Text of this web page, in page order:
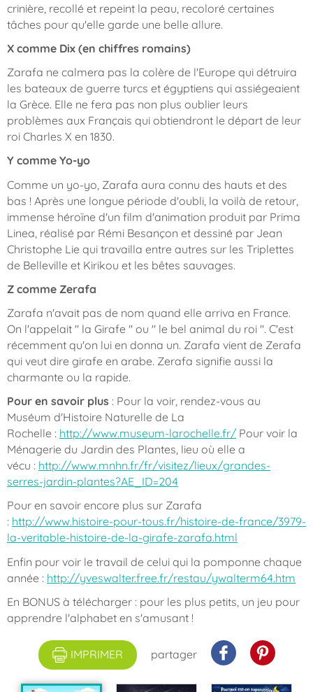
crinière, recollé et repeint la peau, recoloré certaines
tâches pour qu'elle garde une belle allure.
X comme Dix (en chiffres romains)
Zarafa ne calmera pas la colère de l'Europe qui détruira
les bateaux de guerre turcs et égyptiens qui assiégeaient
la Grèce. Elle ne fera pas non plus oublier leurs
problèmes aux Français qui obtiendront le départ de leur
roi Charles X en 1830.
Y comme Yo-yo
Comme un yo-yo, Zarafa aura connu des hauts et des
bas ! Après une longue période d'oubli, la voilà de retour,
immense héroïne d'un film d'animation produit par Prima
Linea, réalisé par Rémi Besançon et dessiné par Jean
Christophe Lie qui travailla entre autres sur les Triplettes
de Belleville et Kirikou et les bêtes sauvages.
Z comme Zerafa
Zarafa n'avait pas de nom quand elle arriva en France.
On l'appelait " la Girafe " ou " le bel animal du roi ". C'est
récemment qu'on lui en donna un. Zarafa vient de Zerafa
qui veut dire girafe en arabe. Zerafa signifie aussi la
charmante ou la rapide.
Pour en savoir plus : Pour la voir, rendez-vous au
Muséum d'Histoire Naturelle de La
Rochelle : http://www.museum-larochelle.fr/ Pour voir la
Ménagerie du Jardin des Plantes, lieu où elle a
vécu : http://www.mnhn.fr/fr/visitez/lieux/grandes-
serres-jardin-plantes?AE_ID=204
Pour en savoir encore plus sur Zarafa
: http://www.histoire-pour-tous.fr/histoire-de-france/3979-
la-veritable-histoire-de-la-girafe-zarafa.html
Enfin pour voir le travail de celui qui la pomponne chaque
année : http://yveswalter.free.fr/restau/ywalterm64.htm
En BONUS à télécharger : pour les plus petits, un jeu pour
apprendre l'alphabet en s'amusant !
IMPRIMER partager